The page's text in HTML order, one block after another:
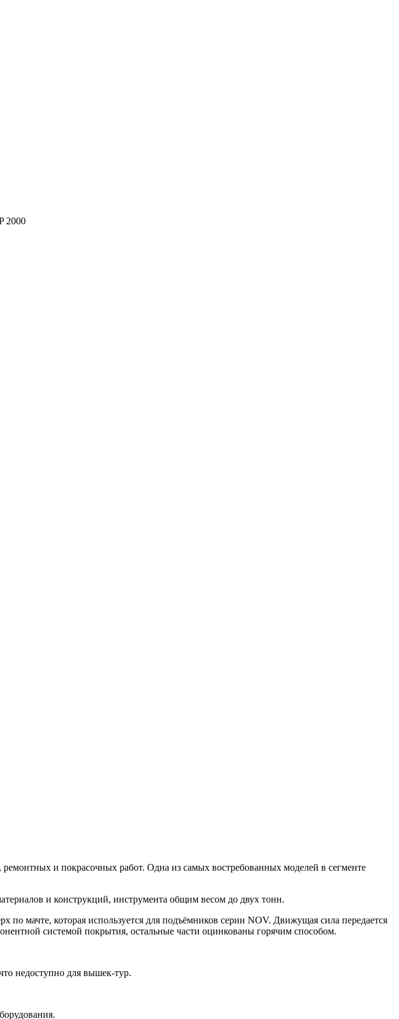
2000
и покрасочных работ. Одна из самых востребованных моделей в сегменте
и конструкций, инструмента общим весом до двух тонн.
мачте, которая используется для подъёмников серии NOV. Движущая сила передается
системой покрытия, остальные части оцинкованы горячим способом.
недоступно для вышек-тур.